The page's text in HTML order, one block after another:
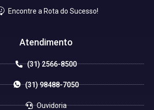
Encontre a Rota do Sucesso!
Atendimento
(31) 2566-8500
(31) 98488-7050
Ouvidoria